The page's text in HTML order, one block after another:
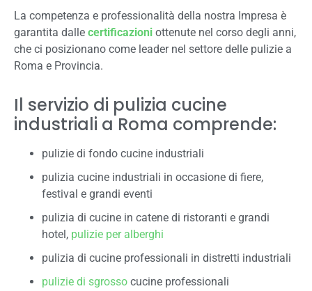
La competenza e professionalità della nostra Impresa è
garantita dalle certificazioni ottenute nel corso degli anni,
che ci posizionano come leader nel settore delle pulizie a
Roma e Provincia.
Il servizio di pulizia cucine
industriali a Roma comprende:
pulizie di fondo cucine industriali
pulizia cucine industriali in occasione di fiere,
festival e grandi eventi
pulizia di cucine in catene di ristoranti e grandi
hotel, pulizie per alberghi
pulizia di cucine professionali in distretti industriali
pulizie di sgrosso cucine professionali